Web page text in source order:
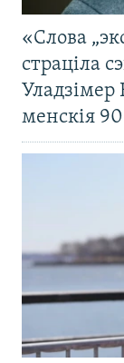
«Слова
страціла
Уладзімер
менскія